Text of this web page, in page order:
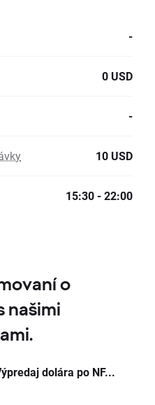
-
0 USD
-
10 USD
15:30 - 22:00
o
našimi
dolára po NF...